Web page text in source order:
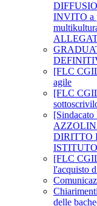
INVITO a
[FLC
agile
[FLC
DIRITTO
[FLC
l'acquisto
delle